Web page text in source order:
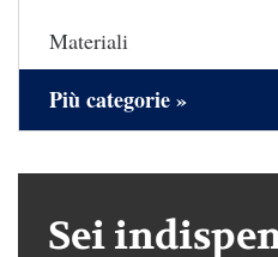
Materiali
Più categorie »
Sei